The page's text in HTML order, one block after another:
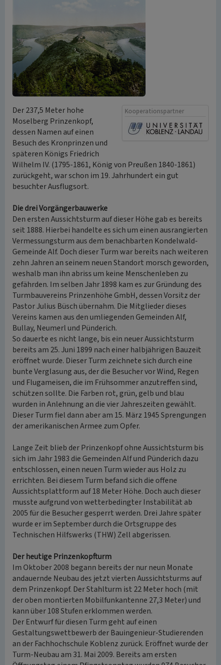
Kooperationspartner
Der 237,5 Meter hohe
Moselberg Prinzenkopf,
dessen Namen auf einen
Besuch des Kronprinzen und
späteren Königs Friedrich
Wilhelm IV. (1795-1861, König von Preußen 1840-1861)
zurückgeht, war schon im 19. Jahrhundert ein gut
besuchter Ausflugsort.
Die drei Vorgängerbauwerke
Den ersten Aussichtsturm auf dieser Höhe gab es bereits
seit 1888. Hierbei handelte es sich um einen ausrangierten
Vermessungsturm aus dem benachbarten Kondelwald-
Gemeinde Alf. Doch dieser Turm war bereits nach weiteren
zehn Jahren an seinem neuen Standort morsch geworden,
weshalb man ihn abriss um keine Menschenleben zu
gefährden. Im selben Jahr 1898 kam es zur Gründung des
Turmbauvereins Prinzenhöhe GmbH, dessen Vorsitz der
Pastor Julius Büsch übernahm. Die Mitglieder dieses
Vereins kamen aus den umliegenden Gemeinden Alf,
Bullay, Neumerl und Pünderich.
So dauerte es nicht lange, bis ein neuer Aussichtsturm
bereits am 25. Juni 1899 nach einer halbjährigen Bauzeit
eröffnet wurde. Dieser Turm zeichnete sich durch eine
bunte Verglasung aus, der die Besucher vor Wind, Regen
und Flugameisen, die im Frühsommer anzutreffen sind,
schützen sollte. Die Farben rot, grün, gelb und blau
wurden in Anlehnung an die vier Jahreszeiten gewählt.
Dieser Turm fiel dann aber am 15. März 1945 Sprengungen
der amerikanischen Armee zum Opfer.
Lange Zeit blieb der Prinzenkopf ohne Aussichtsturm bis
sich im Jahr 1983 die Gemeinden Alf und Pünderich dazu
entschlossen, einen neuen Turm wieder aus Holz zu
errichten. Bei diesem Turm befand sich die offene
Aussichtsplattform auf 18 Meter Höhe. Doch auch dieser
musste aufgrund von wetterbedingter Instabilität ab
2005 für die Besucher gesperrt werden. Drei Jahre später
wurde er im September durch die Ortsgruppe des
Technischen Hilfswerks (THW) Zell abgerissen.
Der heutige Prinzenkopfturm
Im Oktober 2008 begann bereits der nur neun Monate
andauernde Neubau des jetzt vierten Aussichtsturms auf
dem Prinzenkopf. Der Stahlturm ist 22 Meter hoch (mit
der oben montierten Mobilfunkantenne 27,3 Meter) und
kann über 108 Stufen erklommen werden.
Der Entwurf für diesen Turm geht auf einen
Gestaltungswettbewerb der Bauingenieur-Studierenden
an der Fachhochschule Koblenz zurück. Eröffnet wurde der
Turm-Neubau am 31. Mai 2009. Bereits am ersten